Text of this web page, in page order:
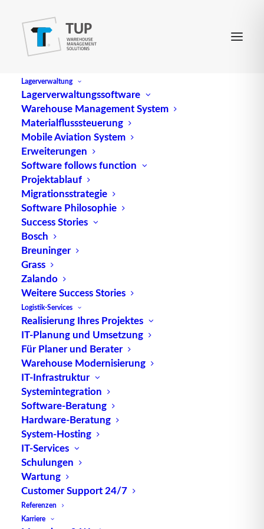
Lagerverwaltung
Lagerverwaltungssoftware
Warehouse Management System
Materialflusssteuerung
Mobile Aviation System
Erweiterungen
Software follows function
Projektablauf
Migrationsstrategie
Software Philosophie
Success Stories
Bosch
Breuninger
Grass
Zalando
Weitere Success Stories
Logistik-Services
Realisierung Ihres Projektes
IT-Planung und Umsetzung
Für Planer und Berater
Warehouse Modernisierung
IT-Infrastruktur
Systemintegration
Software-Beratung
Hardware-Beratung
System-Hosting
IT-Services
Schulungen
Wartung
Customer Support 24/7
Referenzen
Karriere
Entsorgungslogistik
(engl.Waste disposal logistics
Gesamtheit der logistischen
Maßnahmen zur Vorbereitung und Durchführung
der Entsorgung.
Quelle: logipedia / Fraunhofer IML
TUP GmbH & Co. KG
Die kombinierbare Lagerverwaltungs-Software von
TUP, liefert dank ihrer Flexibilität immer die
effektivste Lösung und ist zudem in hohem Maße
wiederverwendbar.
Kontakt
TUP GmbH & Co. KG